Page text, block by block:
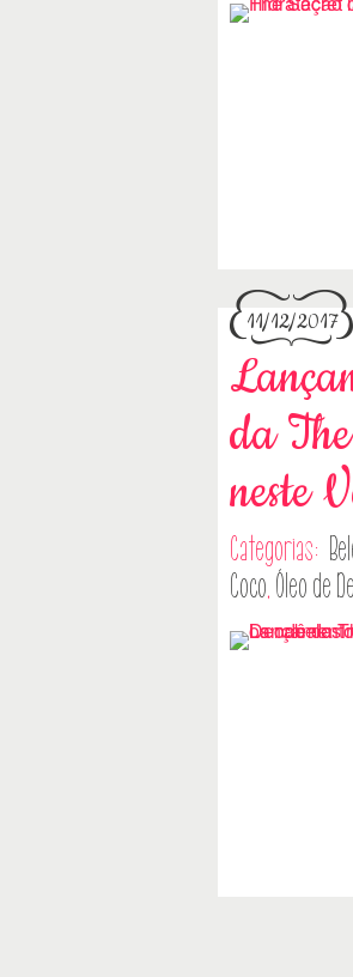
11/12/2017
da
neste
Categorias:
Coco, Óleo de